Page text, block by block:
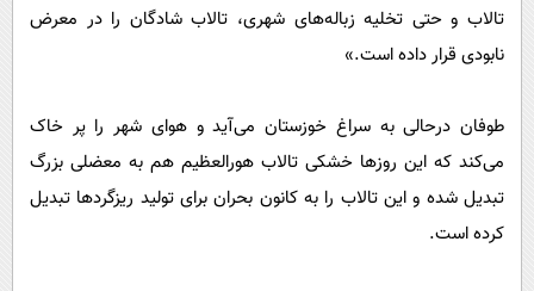
تالاب و حتی تخلیه زباله‌های شهری، تالاب شادگان را در معرض
نابودی قرار داده است.»
طوفان درحالی به سراغ خوزستان می‌آید و هوای شهر را پر خاک
می‌کند که این روز‌ها خشکی تالاب هورالعظیم هم به معضلی بزرگ
تبدیل شده و این تالاب را به کانون بحران برای تولید ریزگرد‌ها تبدیل
کرده است.